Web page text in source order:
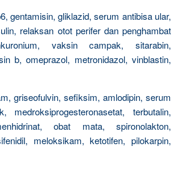
gentamisin, gliklazid, serum antibisa ular,
relaksan otot perifer dan penghambat
vaksin campak, sitarabin,
b, omeprazol, metronidazol, vinblastin,
griseofulvin, sefiksim, amlodipin, serum
medroksiprogesteronasetat, terbutalin,
obat mata, spironolakton,
meloksikam, ketotifen, pilokarpin,